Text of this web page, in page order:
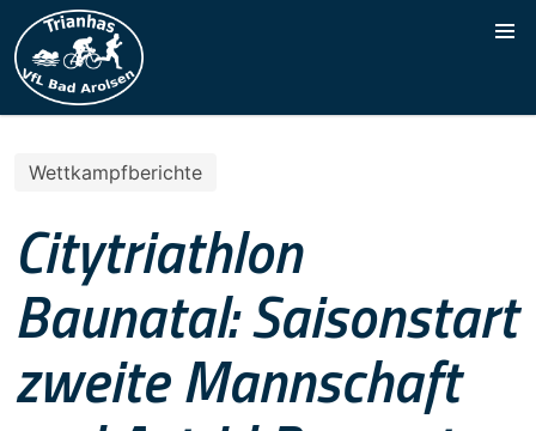
Wettkampfberichte
Citytriathlon
Baunatal: Saisonstart
zweite Mannschaft